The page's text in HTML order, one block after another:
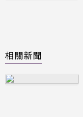
相關新聞